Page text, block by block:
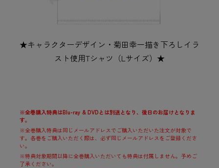
★キャラクターデザイン・菊田幸一描き下ろしイラ
スト使用Tシャツ（Lサイズ）★
※全巻購入特典はBlu-ray & DVDとは別送となり、後日のお届けとなりま
す。
※全巻購入特典は同じメールアドレスでご購入いただいた注文が対象で
す。各巻をご購入いただく際は、必ず同じメールアドレスをご登録くださ
い。
※特典対象期間以降に全巻購入いただいても特典は付属しません。予めご
了承ください。